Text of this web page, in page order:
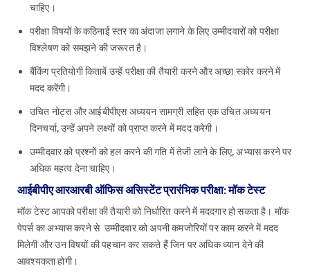
चाहिए।
परीक्षा विषयों के कठिनाई स्तर का अंदाजा लगाने के लिए उम्मीदवारों को परीक्षा
विश्लेषण को समझने की जरूरत है।
बैंकिंग प्रतियोगी किताबें उन्हें परीक्षा की तैयारी करने और अच्छा स्कोर करने में
मदद करेंगी।
उचित नोट्स और आईबीपीएस अध्ययन सामग्री सहित एक उचित अध्ययन
दिनचर्या, उन्हें अपने लक्ष्यों को प्राप्त करने में मदद करेगी।
उम्मीदवार को प्रश्नों को हल करने की गति में तेजी लाने के लिए, अभ्यास करने पर
अधिक महत्व देना चाहिए।
आईबीपीए आरआरबी ऑफिस असिस्टेंट प्रारंभिक परीक्षा: मॉक टेस्ट
मॉक टेस्ट आपको परीक्षा की तैयारी को निर्धारित करने में मददगार हो सकता है। मॉक
पेपर्स का अभ्यास करने से उम्मीदवार को अपनी कमजोरियों पर काम करने में मदद
मिलेगी और उन विषयों की पहचान कर सकते हैं जिन पर अधिक ध्यान देने की
आवश्यकता होगी।